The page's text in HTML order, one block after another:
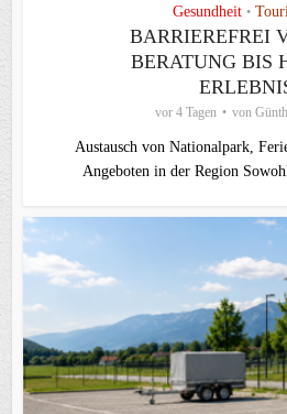
Gesundheit •
BARRIEREFREI
BERATUNG BIS
vor 4 Tagen von
Austausch von Nationalpark,
Angeboten in der Region